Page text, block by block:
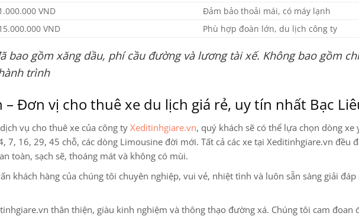
VND
Đảm bảo thoải mái, có máy lạnh
VND Phù hợp đoàn lớn, du lịch công ty
bao gồm xăng dầu, phí cầu đường và lương tài xế. Không bao gồm
trình
Đơn vị cho thuê xe du lịch giá rẻ, uy tín nhất Bạc
vụ cho thuê xe của công tyXeditinhgiare.vn, quý khách sẽ có thể lựa chọn dòng xe
7, 16, 29, 45 chỗ, các dòng Limousine đời mới. Tất cả các xe tại Xeditinhgiare.vn đều
toàn, sạch sẽ, thoáng mát và không có mùi.
khách hàng của chúng tôi chuyên nghiệp, vui vẻ, nhiệt tình và luôn sẵn sàng giải
thân thiện, giàu kinh nghiệm và thông thạo đường xá. Chúng tôi cam đoan